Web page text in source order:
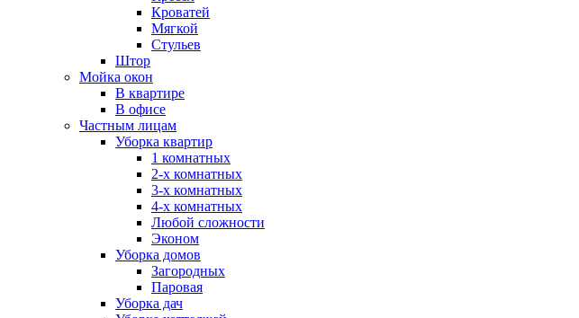
Кроватей
Мягкой
Стульев
Штор
Мойка окон
В квартире
В офисе
Частным лицам
Уборка квартир
1 комнатных
2-х комнатных
3-х комнатных
4-х комнатных
Любой сложности
Эконом
Уборка домов
Загородных
Паровая
Уборка дач